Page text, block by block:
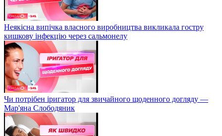
Неякісна випічка власного виробництва викликала гостру
кишкову інфекцію через сальмонелу
Чи потрібен іригатор для звичайного щоденного догляду —
Мар'яна Слободяник